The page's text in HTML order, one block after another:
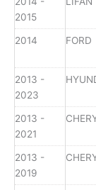
2015
2014 FORD
2013 -
2023
2013 -
2021
2013 -
2019